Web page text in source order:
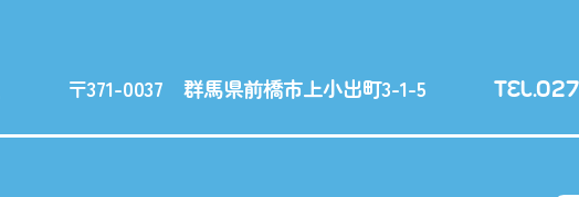
〒371-0037 群馬県前橋市上小出町3-1-5